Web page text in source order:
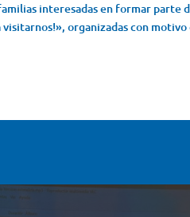
interesadas en formar parte
organizadas con